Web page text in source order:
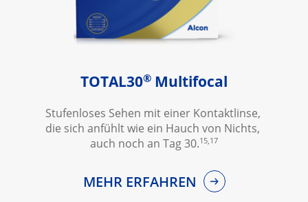
TOTAL30® Multifocal
Stufenloses Sehen mit einer Kontaktlinse,
die sich anfühlt wie ein Hauch von Nichts,
auch noch an Tag 30.15,17
MEHR ERFAHREN